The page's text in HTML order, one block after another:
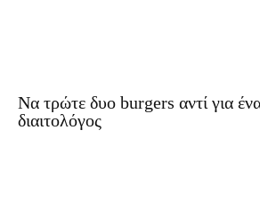
Να τρώτε δυο burgers αντί για
διαιτολόγος